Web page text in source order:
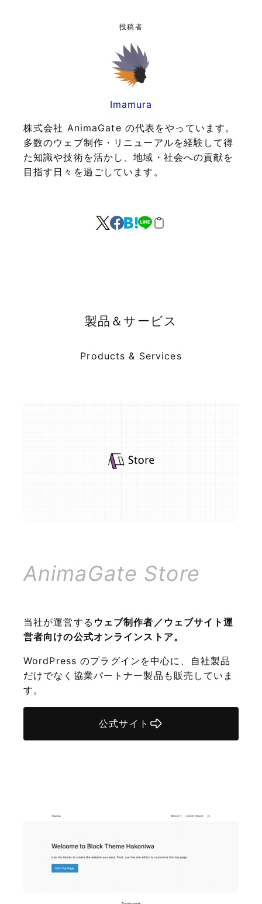
投稿者
Imamura
株式会社 AnimaGate の代表をやっています。
多数のウェブ制作・リニューアルを経験して得
た知識や技術を活かし、地域・社会への貢献を
目指す日々を過ごしています。
製品＆サービス
Products & Services
AnimaGate Store
当社が運営する ウェブ制作者／ウェブサイト運
営者向けの公式オンラインストア。
WordPress のプラグインを中心に、自社製品
だけでなく協業パートナー製品も販売していま
す。
公式サイト